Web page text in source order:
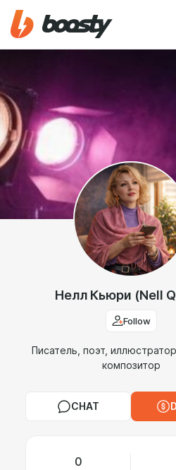
Нелл Кьюри (Nell
Follow
Писатель, поэт,
композитор
CHAT
0